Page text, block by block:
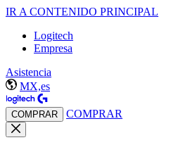
IR A CONTENIDO PRINCIPAL
Logitech
Empresa
Asistencia
MX,es
COMPRAR COMPRAR